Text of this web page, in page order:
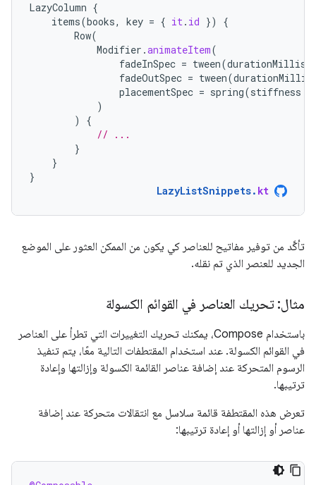
LazyColumn {
items(books, key = { it. id })
{
Row(
Modifier .animateItem(
fadeInSpec = tween(durationMillis
fadeOutSpec = tween(durationMillis
placementSpec = spring(stiffness
)
)
{
// ...
}
}
}
LazyListSnippets. kt
تأكَّد من توفير مفاتيح للعناصر كي يكون من الممكن العثور على الموضع
الجديد للعنصر الذي تم نقله.
مثال: تحريك العناصر في القوائم الكسولة
باستخدام Compose، يمكنك تحريك التغييرات التي تطرأ على العناصر
في القوائم الكسولة. عند استخدام المقتطفات التالية معًا، يتم تنفيذ
الرسوم المتحركة عند إضافة عناصر القائمة الكسولة وإزالتها وإعادة
ترتيبها.
تعرض هذه المقتطفة قائمة سلاسل مع انتقالات متحركة عند إضافة
عناصر أو إزالتها أو إعادة ترتيبها: